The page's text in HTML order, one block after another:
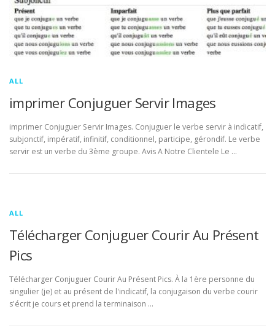
ALL
imprimer Conjuguer Servir Images
imprimer Conjuguer Servir Images. Conjuguer le verbe servir à indicatif,
subjonctif, impératif, infinitif, conditionnel, participe, gérondif. Le verbe
servir est un verbe du 3ème groupe. Avis A Notre Clientele Le …
ALL
Télécharger Conjuguer Courir Au Présent
Pics
Télécharger Conjuguer Courir Au Présent Pics. À la 1ère personne du
singulier (je) et au présent de l'indicatif, la conjugaison du verbe courir
s'écrit je cours et prend la terminaison …